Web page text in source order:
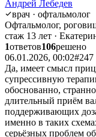
Андрей Лебедев
врач · офтальмолог
Офтальмолог,
стаж 13 лет ·
1ответов106решено
06.01.2026, 00:02#247
Да, имеет смысл
супрессивную
обоснованно,
длительный приём
поддерживающих
именно в таких
серьёзных проблем